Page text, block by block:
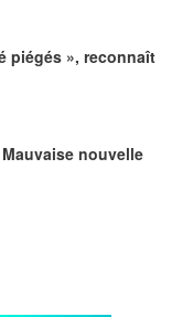
piégés », reconnaît
nouvelle